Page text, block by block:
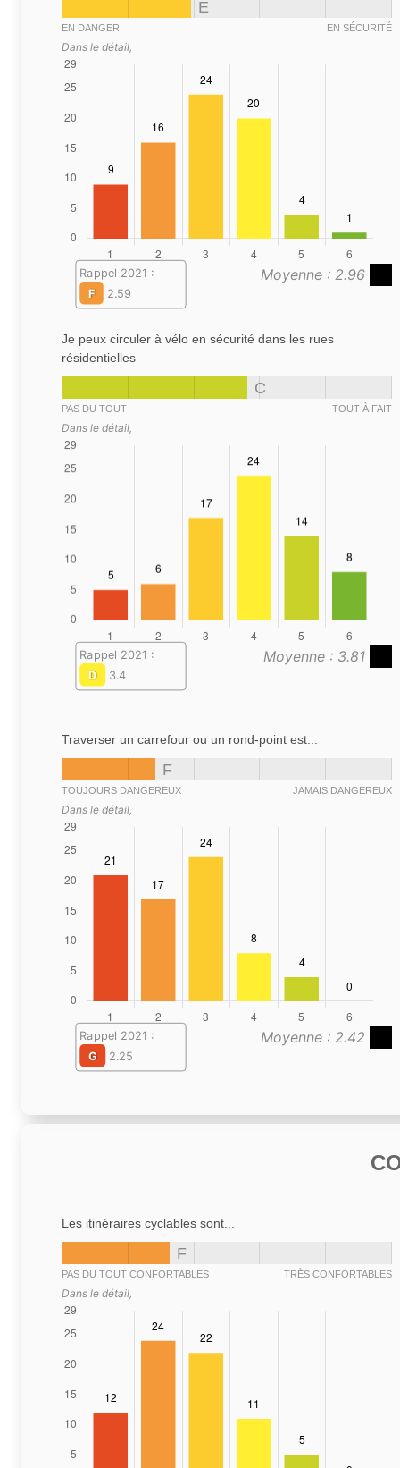
E
EN DANGER EN SÉCURITÉ
Dans le détail,
Moyenne : 2.96
Rappel 2021 :
F
2.59
Je peux circuler à vélo en sécurité dans les rues
résidentielles
C
PAS DU TOUT TOUT À FAIT
Dans le détail,
Moyenne : 3.81
Rappel 2021 :
D
3.4
Traverser un carrefour ou un rond-point est...
F
TOUJOURS DANGEREUX JAMAIS DANGEREUX
Dans le détail,
Moyenne : 2.42
Rappel 2021 :
G
2.25
Les itinéraires cyclables sont...
F
PAS DU TOUT CONFORTABLES TRÈS CONFORTABLES
Dans le détail,